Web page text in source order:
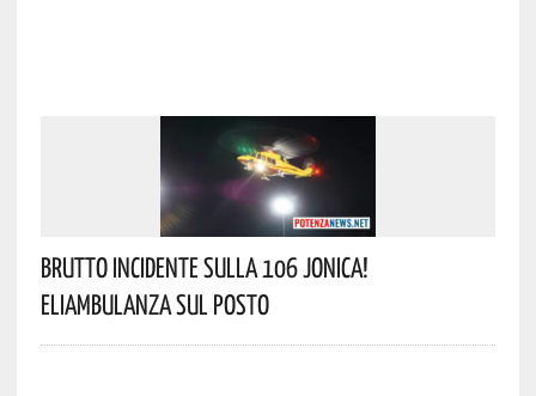
Brutto Incidente Sulla 106 Jonica!
Eliambulanza Sul Posto